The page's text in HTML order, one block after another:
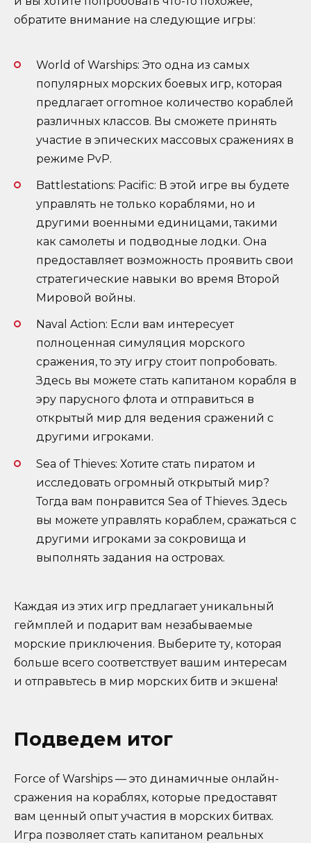
обратите внимание на следующие игры:
World of Warships: Это одна из самых
популярных морских боевых игр, которая
предлагает огromное количество кораблей
различных классов. Вы сможете принять
участие в эпических массовых сражениях в
режиме PvP.
Battlestations: Pacific: В этой игре вы будете
управлять не только кораблями, но и
другими военными единицами, такими
как самолеты и подводные лодки. Она
предоставляет возможность проявить свои
стратегические навыки во время Второй
Мировой войны.
Naval Action: Если вам интересует
полноценная симуляция морского
сражения, то эту игру стоит попробовать.
Здесь вы можете стать капитаном корабля в
эру парусного флота и отправиться в
открытый мир для ведения сражений с
другими игроками.
Sea of Thieves: Хотите стать пиратом и
исследовать огромный открытый мир?
Тогда вам понравится Sea of Thieves. Здесь
вы можете управлять кораблем, сражаться с
другими игроками за сокровища и
выполнять задания на островах.
Каждая из этих игр предлагает уникальный
геймплей и подарит вам незабываемые
морские приключения. Выберите ту, которая
больше всего соответствует вашим интересам
и отправьтесь в мир морских битв и экшена!
Подведем итог
Force of Warships — это динамичные онлайн-
сражения на кораблях, которые предоставят
вам ценный опыт участия в морских битвах.
Игра позволяет стать капитаном реальных